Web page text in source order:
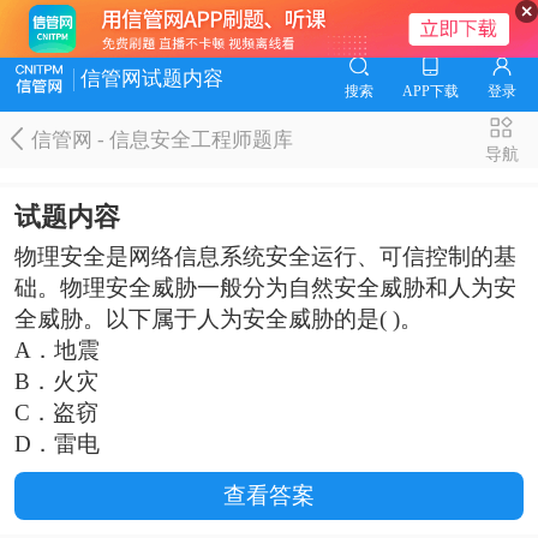
信管网试题内容
搜索 APP下载 登录
信管网 - 信息安全工程师题库
导航
试题内容
物理安全是网络信息系统安全运行、可信控制的基
础。物理安全威胁一般分为自然安全威胁和人为安
全威胁。以下属于人为安全威胁的是( )。
A．地震
B．火灾
C．盗窃
D．雷电
查看答案